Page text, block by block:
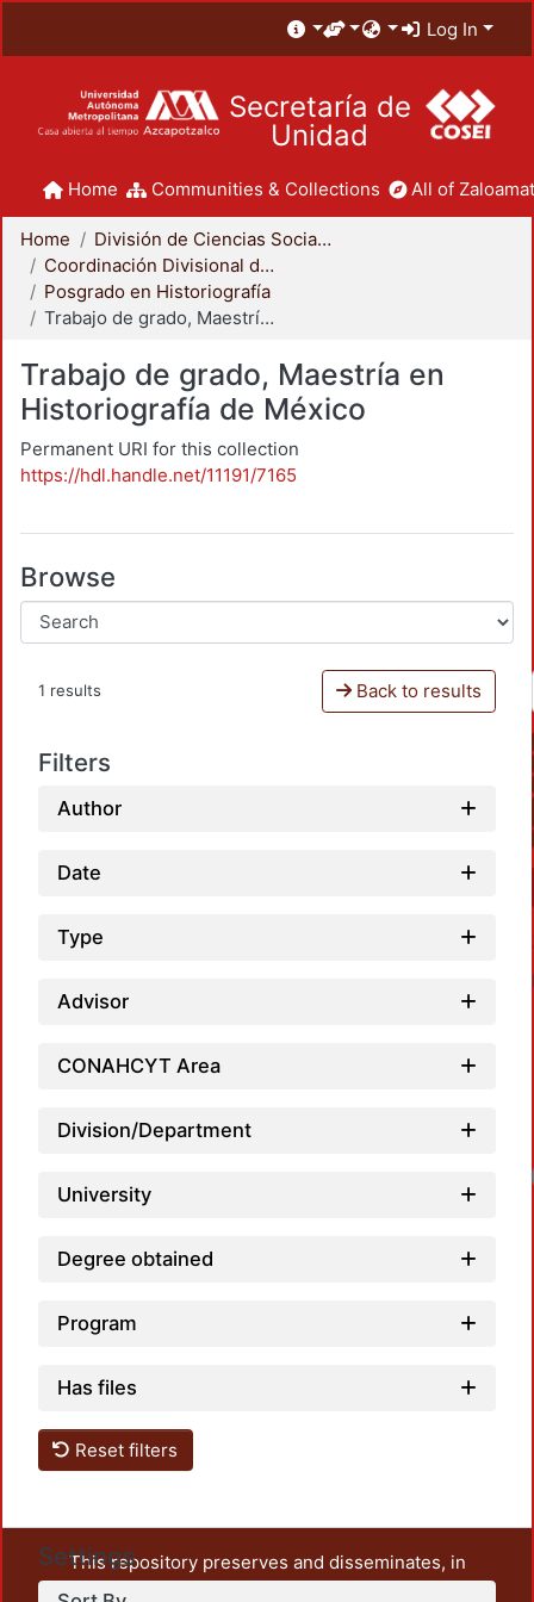
Log In
Secretaría de
Unidad
Home Communities & Collections All of
Home
División de Ciencias Sociales y Humanidades
Coordinación Divisional de Posgrado
Posgrado en Historiografía
Trabajo de grado, Maestría en Historiografía de México
Trabajo de grado, Maestría en
Historiografía de México
Permanent URI for this collection
https://hdl.handle.net/11191/7165
Browse
1 results Back to results
Filters
Author
Date
Type
Advisor
CONAHCYT Area
Division/Department
University
Degree obtained
Program
Has files
Reset filters
Settings
This repository preserves and disseminates, in
unrestricted open access, the teaching and research